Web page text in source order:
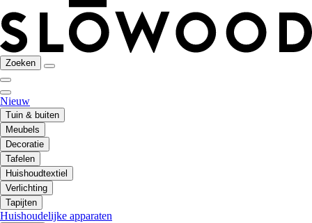
Zoeken
Nieuw
Tuin & buiten
Meubels
Decoratie
Tafelen
Huishoudtextiel
Verlichting
Tapijten
Huishoudelijke apparaten